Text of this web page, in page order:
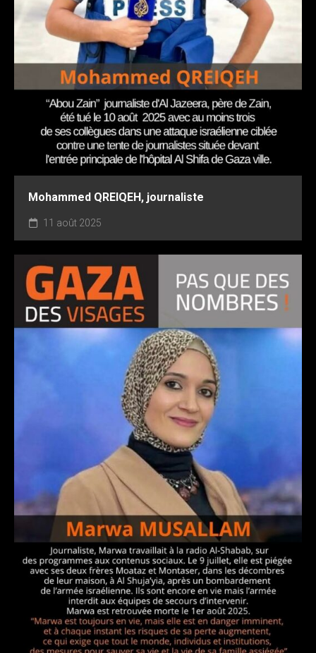
Mohammed QREIQEH, journaliste
11 août 2025